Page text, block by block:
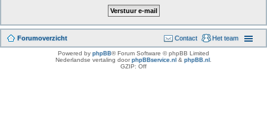
Forumoverzicht Het team
Contact
Powered by phpBB® Forum Software © phpBB Limited
Nederlandse vertaling doorphpBBservice.nl & phpBB.nl
GZIP: Off